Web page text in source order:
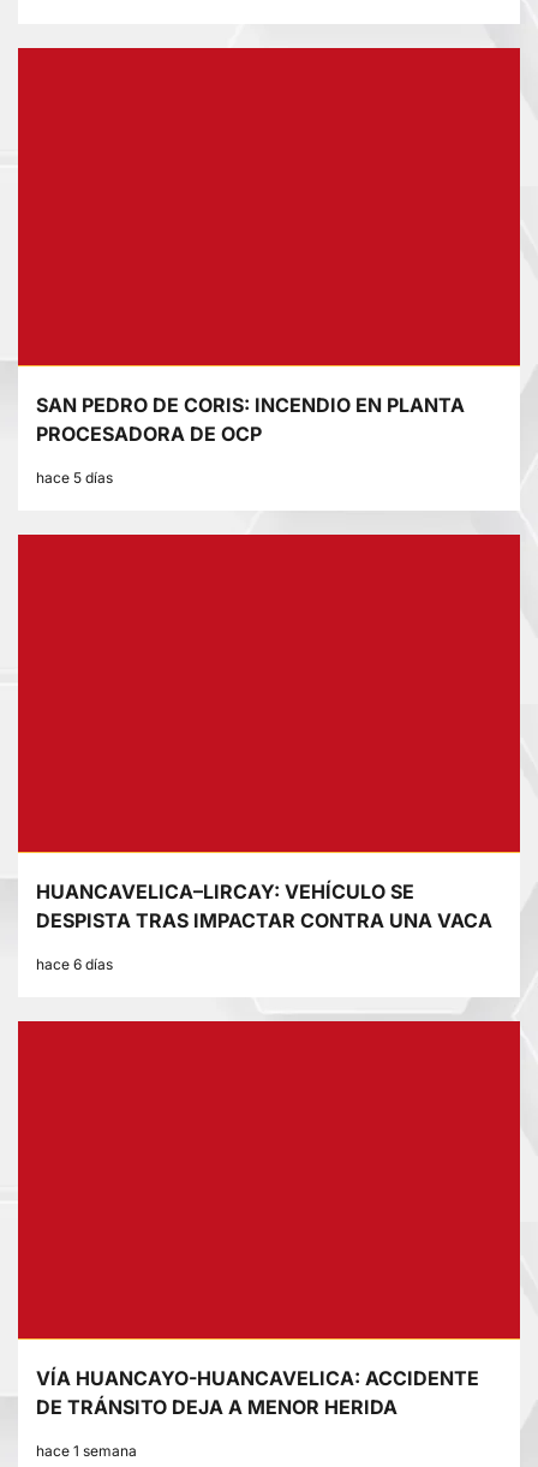
SAN PEDRO DE CORIS: INCENDIO EN PLANTA
PROCESADORA DE OCP
hace 5 días
HUANCAVELICA–LIRCAY: VEHÍCULO SE
DESPISTA TRAS IMPACTAR CONTRA UNA VACA
hace 6 días
VÍA HUANCAYO-HUANCAVELICA: ACCIDENTE
DE TRÁNSITO DEJA A MENOR HERIDA
hace 1 semana